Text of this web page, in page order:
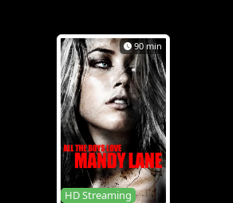
90 min
HD Streaming